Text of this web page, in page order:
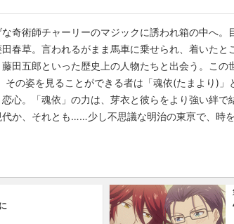
奇術師チャーリーのマジックに誘われ箱の中へ。
春草。言われるがまま馬車に乗せられ、着いた
田五郎といった歴史上の人物たちと出会う。こ
の姿を見ることができる者は「魂依(たまより)
心。「魂依」の力は、芽衣と彼らをより強い絆で
代か、それとも……少し不思議な明治の東亰で、